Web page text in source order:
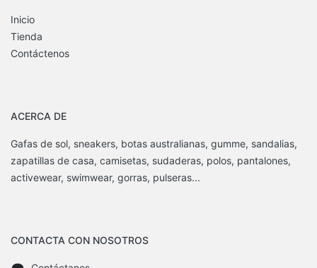
Inicio
Tienda
Contáctenos
ACERCA DE
Gafas de sol, sneakers, botas australianas, gumme, sandalias,
zapatillas de casa, camisetas, sudaderas, polos, pantalones,
activewear, swimwear, gorras, pulseras...
CONTACTA CON NOSOTROS